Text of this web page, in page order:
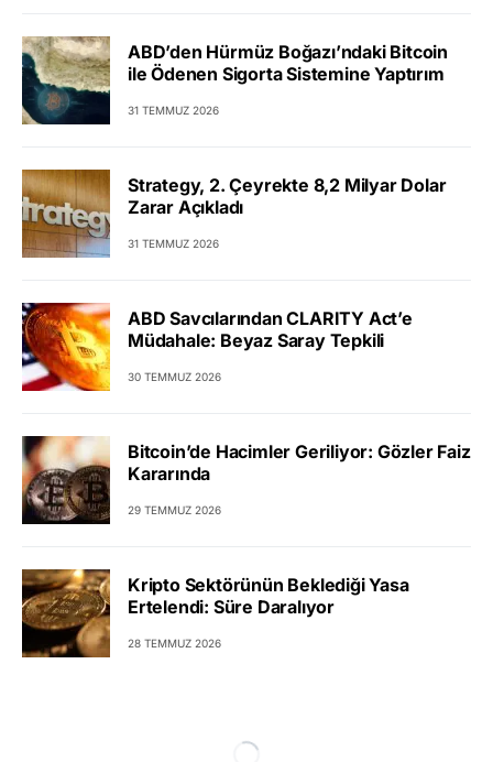
ABD’den Hürmüz Boğazı’ndaki Bitcoin
ile Ödenen Sigorta Sistemine Yaptırım
31 TEMMUZ 2026
Strategy, 2. Çeyrekte 8,2 Milyar Dolar
Zarar Açıkladı
31 TEMMUZ 2026
ABD Savcılarından CLARITY Act’e
Müdahale: Beyaz Saray Tepkili
30 TEMMUZ 2026
Bitcoin’de Hacimler Geriliyor: Gözler Faiz
Kararında
29 TEMMUZ 2026
Kripto Sektörünün Beklediği Yasa
Ertelendi: Süre Daralıyor
28 TEMMUZ 2026